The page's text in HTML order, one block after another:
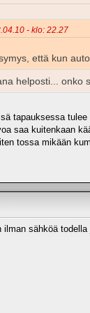
- klo: 22.27
että kun
helposti... onko
tapauksessa
saa kuitenkaan
tossa mikään
sähköä